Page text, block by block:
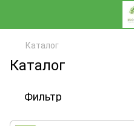
Каталог
Каталог
Фильтр